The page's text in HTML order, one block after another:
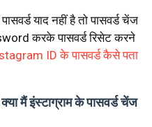
याद नहीं है तो पासवर्ड चेंज
करके पासवर्ड रिसेट करने
ID के पासवर्ड कैसे पता
मैं इंस्टाग्राम के पासवर्ड चेंज